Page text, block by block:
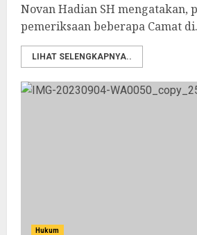
Novan Hadian SH mengatakan,
pemeriksaan beberapa Camat
LIHAT SELENGKAPNYA..
Hukum